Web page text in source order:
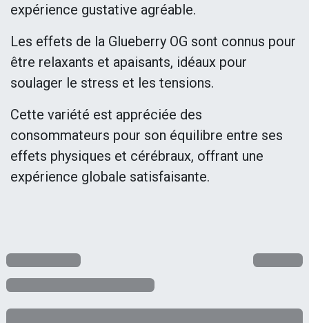
expérience gustative agréable.
Les effets de la Glueberry OG sont connus pour
être relaxants et apaisants, idéaux pour
soulager le stress et les tensions.
Cette variété est appréciée des
consommateurs pour son équilibre entre ses
effets physiques et cérébraux, offrant une
expérience globale satisfaisante.